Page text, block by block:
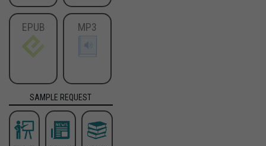
EPUB MP3
SAMPLE REQUEST